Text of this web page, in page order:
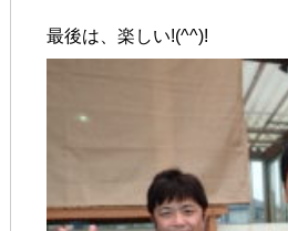
最後は、楽しい!(^^)!